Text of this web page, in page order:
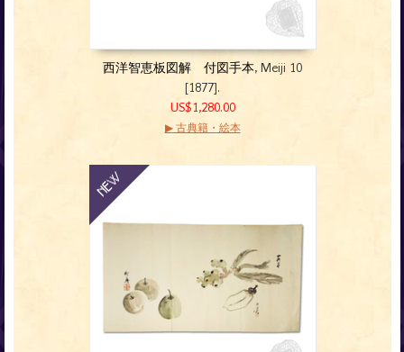
西洋智恵板図解 付図手本, Meiji 10
[1877].
US$1,280.00
▶ 古典籍・絵本